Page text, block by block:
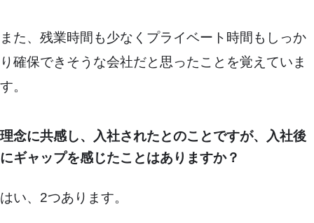
また、残業時間も少なくプライベート時間もしっか
り確保できそうな会社だと思ったことを覚えていま
す。
理念に共感し、入社されたとのことですが、入社後
にギャップを感じたことはありますか？
はい、2つあります。